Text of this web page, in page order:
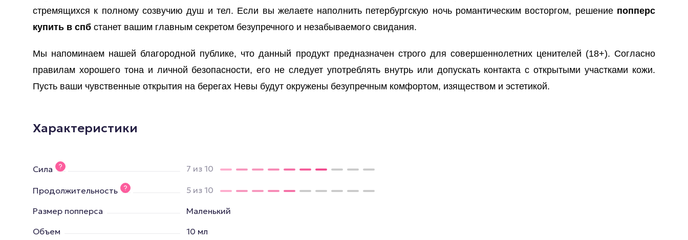
стремящихся к полному созвучию душ и тел. Если вы желаете наполнить петербургскую ночь романтическим восторгом, решение попперс
купить в спб станет вашим главным секретом безупречного и незабываемого свидания.
Мы напоминаем нашей благородной публике, что данный продукт предназначен строго для совершеннолетних ценителей (18+). Согласно
правилам хорошего тона и личной безопасности, его не следует употреблять внутрь или допускать контакта с открытыми участками кожи.
Пусть ваши чувственные открытия на берегах Невы будут окружены безупречным комфортом, изяществом и эстетикой.
Характеристики
Сила 7 из 10
Продолжительность 5 из 10
Размер попперса
Маленький
Объем
10 мл